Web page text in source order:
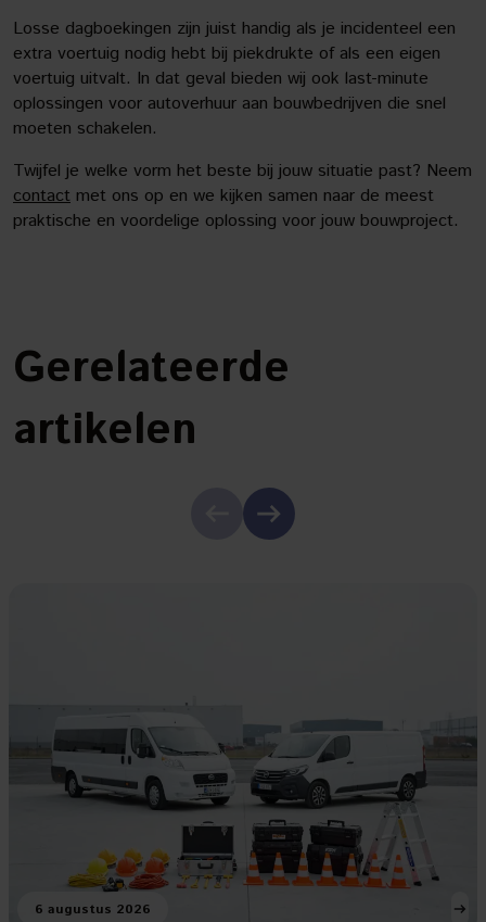
Losse dagboekingen zijn juist handig als je incidenteel een
extra voertuig nodig hebt bij piekdrukte of als een eigen
voertuig uitvalt. In dat geval bieden wij ook last-minute
oplossingen voor autoverhuur aan bouwbedrijven die snel
moeten schakelen.
Twijfel je welke vorm het beste bij jouw situatie past? Neem
contact met ons op en we kijken samen naar de meest
praktische en voordelige oplossing voor jouw bouwproject.
Gerelateerde
artikelen
6 augustus 2026